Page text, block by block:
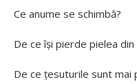
Ce anume se schimbă?
De ce își pierde pielea
De ce țesuturile sunt mai